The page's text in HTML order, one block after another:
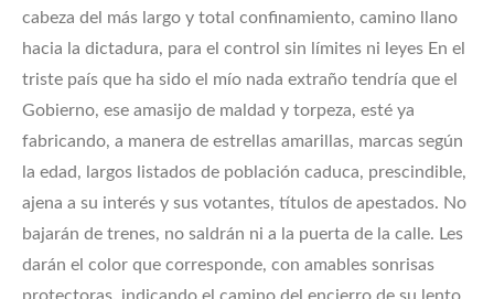
cabeza del más largo y total confinamiento, camino llano
hacia la dictadura, para el control sin límites ni leyes En el
triste país que ha sido el mío nada extraño tendría que el
Gobierno, ese amasijo de maldad y torpeza, esté ya
fabricando, a manera de estrellas amarillas, marcas según
la edad, largos listados de población caduca, prescindible,
ajena a su interés y sus votantes, títulos de apestados. No
bajarán de trenes, no saldrán ni a la puerta de la calle. Les
darán el color que corresponde, con amables sonrisas